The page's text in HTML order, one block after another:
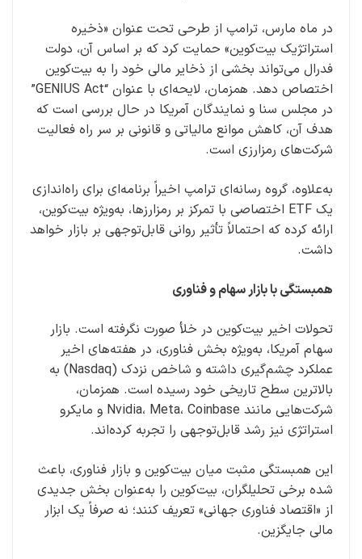
در ماه مارس، ترامپ از طرحی تحت عنوان «ذخیره
استراتژیک بیت‌کوین» حمایت کرد که بر اساس آن، دولت
فدرال می‌تواند بخشی از ذخایر مالی خود را به بیت‌کوین
اختصاص دهد. همزمان، لایحه‌ای با عنوان “GENIUS Act”
در مجلس سنا و نمایندگان آمریکا در حال بررسی است که
هدف آن، کاهش موانع مالیاتی و قانونی بر سر راه فعالیت
شرکت‌های رمزارزی است.
به‌علاوه، گروه رسانه‌ای ترامپ اخیراً برنامه‌ای برای راه‌اندازی
یک ETF اختصاصی با تمرکز بر رمزارزها، به‌ویژه بیت‌کوین،
ارائه کرده که احتمالاً تأثیر روانی قابل‌توجهی بر بازار خواهد
داشت.
همبستگی با بازار سهام و فناوری
تحولات اخیر بیت‌کوین در خلأ صورت نگرفته است. بازار
سهام آمریکا، به‌ویژه بخش فناوری، در هفته‌های اخیر
عملکرد چشم‌گیری داشته و شاخص نزدک (Nasdaq) به
بالاترین سطح تاریخی خود رسیده است. همزمان،
شرکت‌هایی مانند Nvidia، Meta، Coinbase و مایکرو
استراتژی نیز رشد قابل‌توجهی را تجربه کرده‌اند.
این همبستگی مثبت میان بیت‌کوین و بازار فناوری، باعث
شده برخی تحلیلگران، بیت‌کوین را به‌عنوان بخش جدیدی
از «اقتصاد فناوری جهانی» تعریف کنند؛ نه صرفاً یک ابزار
مالی جایگزین.